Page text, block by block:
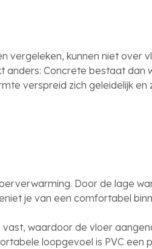
vergeleken, kunnen niet
anders: Concrete bestaat dan
verspreid zich geleidelijk
Door de lage
je van een comfortabel
waardoor de vloer
loopgevoel is PVC een